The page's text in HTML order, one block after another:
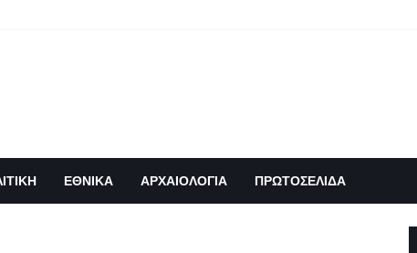
ΕΘΝΙΚΑ ΑΡΧΑΙΟΛΟΓΙΑ ΠΡΩΤΟΣΕΛΙΔΑ